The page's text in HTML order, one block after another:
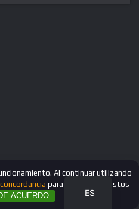
ES
RU
Al continuar utilizando
concordancia para trabajar con estos
ACUERDO